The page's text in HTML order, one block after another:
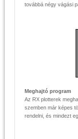
továbbá négy vágási
Meghajtó program
Az RX plotterek
szemben már képes
rendelni, és mindezt